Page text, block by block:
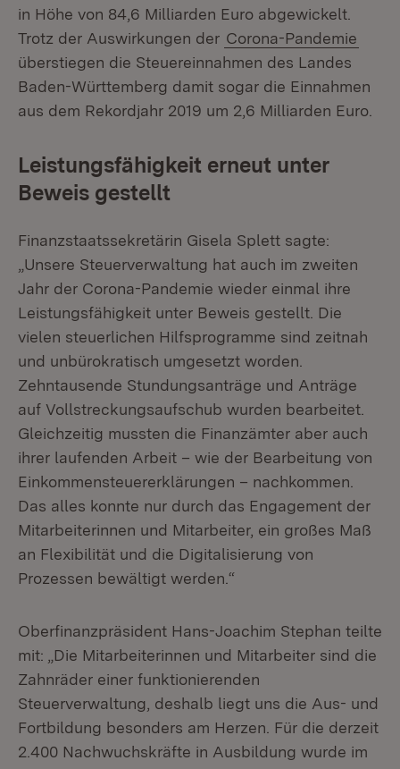
in Höhe von 84,6 Milliarden Euro abgewickelt.
Trotz der Auswirkungen der Corona-Pandemie
überstiegen die Steuereinnahmen des Landes
Baden-Württemberg damit sogar die Einnahmen
aus dem Rekordjahr 2019 um 2,6 Milliarden Euro.
Leistungsfähigkeit erneut unter
Beweis gestellt
Finanzstaatssekretärin Gisela Splett sagte:
„Unsere Steuerverwaltung hat auch im zweiten
Jahr der Corona-Pandemie wieder einmal ihre
Leistungsfähigkeit unter Beweis gestellt. Die
vielen steuerlichen Hilfsprogramme sind zeitnah
und unbürokratisch umgesetzt worden.
Zehntausende Stundungsanträge und Anträge
auf Vollstreckungsaufschub wurden bearbeitet.
Gleichzeitig mussten die Finanzämter aber auch
ihrer laufenden Arbeit – wie der Bearbeitung von
Einkommensteuererklärungen – nachkommen.
Das alles konnte nur durch das Engagement der
Mitarbeiterinnen und Mitarbeiter, ein großes Maß
an Flexibilität und die Digitalisierung von
Prozessen bewältigt werden.“
Oberfinanzpräsident Hans-Joachim Stephan teilte
mit: „Die Mitarbeiterinnen und Mitarbeiter sind die
Zahnräder einer funktionierenden
Steuerverwaltung, deshalb liegt uns die Aus- und
Fortbildung besonders am Herzen. Für die derzeit
2.400 Nachwuchskräfte in Ausbildung wurde im